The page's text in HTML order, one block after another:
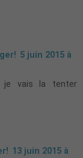
5 juin 2015 à
je vais la tenter
13 juin 2015 à